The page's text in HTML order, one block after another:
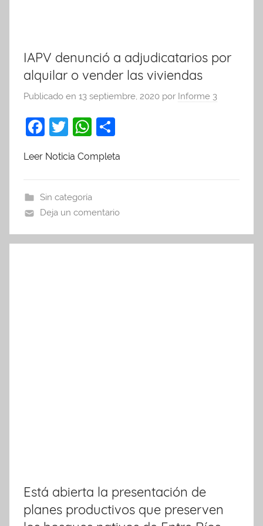
IAPV denunció a adjudicatarios por
alquilar o vender las viviendas
Publicado en 13 septiembre, 2020 por Informe 3
F
c
b
o
o
T
itt
W
at
A
p
p
m
tir
Leer Noticia Completa
Sin categoría
Deja un comentario
Está abierta la presentación de
planes productivos que preserven